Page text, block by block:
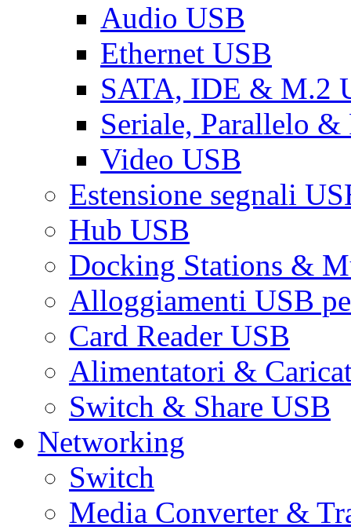
Audio USB
Ethernet USB
SATA, IDE & M.2
Seriale, Parallelo &
Video USB
Estensione segnali
Hub USB
Docking Stations &
Alloggiamenti USB
Card Reader USB
Alimentatori &
Switch & Share USB
Networking
Switch
Media Converter &